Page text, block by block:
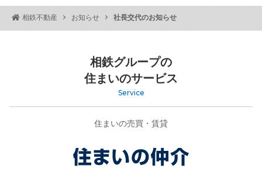
相鉄不動産 お知らせ 社長交代のお知らせ
相鉄グループの
住まいのサービス
Service
住まいの売買・賃貸